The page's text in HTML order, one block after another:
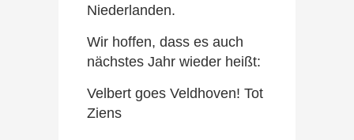
Niederlanden.
Wir hoffen, dass es auch
nächstes Jahr wieder heißt:
Velbert goes Veldhoven! Tot
Ziens